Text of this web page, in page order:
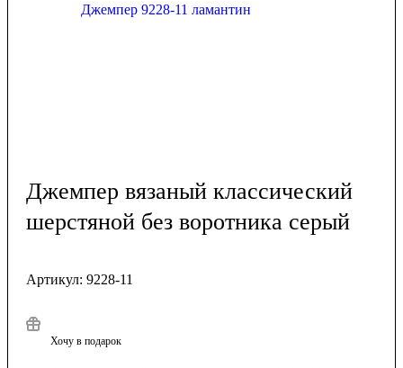
Джемпер вязаный классический
шерстяной без воротника серый
Артикул: 9228-11
Хочу в подарок